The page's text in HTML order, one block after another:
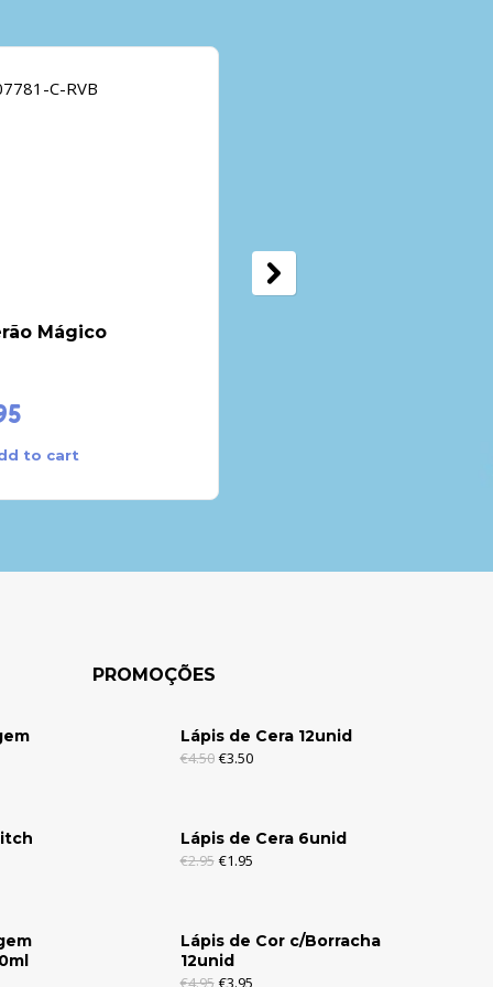
Mágico
to cart
PROMOÇÕES
Lápis de Cera 12unid
€4.50 €3.50
Lápis de Cera 6unid
€2.95 €1.95
Lápis de Cor c/Borracha
12unid
€4.95 €3.95